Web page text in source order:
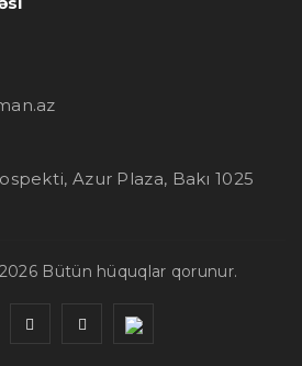
Azur Plaza, Bakı 1025
Bütün hüquqlar qorunur.